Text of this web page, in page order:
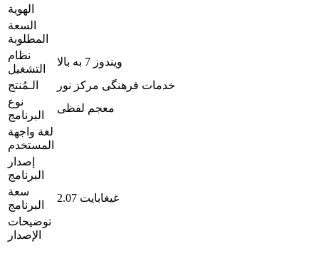
الهوية
السعة
المطلوبة
نظام
التشغیل
ویندوز 7 به بالا
الـمُنتج
خدمات فرهنگی مرکز نور
نوع
البرنامج
معجم لفظی
لغة واجهة
المستخدم
إصدار
البرنامج
سعة
البرنامج
2.07 غيغابايت
توضيحات
الإصدار